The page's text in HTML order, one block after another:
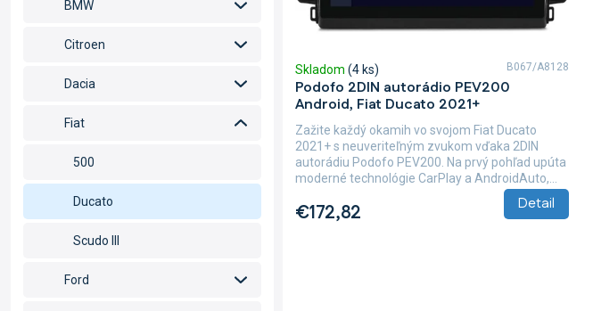
BMW
Citroen
Dacia
Fiat
500
Ducato
Scudo III
Ford
o
v
Podofo 2DIN autorádio PEV200
Android, Fiat Ducato 2021+
Skladom (4 ks)
€172,82 Detail
Zažite každý okamih vo svojom Fiat Ducato
2021+ s neuveriteľným zvukom vďaka 2DIN
autorádiu Podofo PEV200. Na prvý pohľad upúta
moderné technológie CarPlay a AndroidAuto,...
B067/A8128